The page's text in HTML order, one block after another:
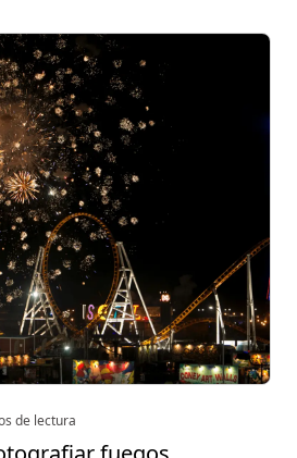
de lectura